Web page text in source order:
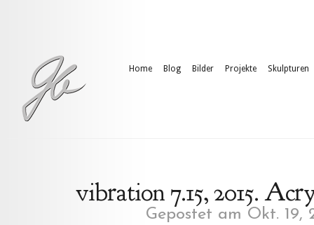
Home Blog Bilder Projekte Skulpturen
vibration 7.15, 2015.
Gepostet am Okt. 19,